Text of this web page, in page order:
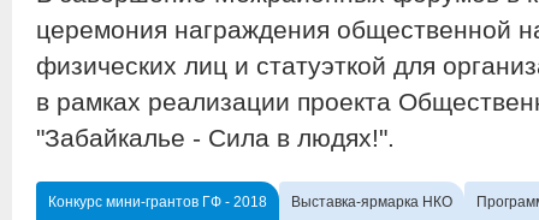
церемония награждения общественной
физических лиц и статуэткой для
в рамках реализации проекта
"Забайкалье - Сила в людях!".
Конкурс мини-грантов ГФ - 2018 Выставка-ярмарка НКО